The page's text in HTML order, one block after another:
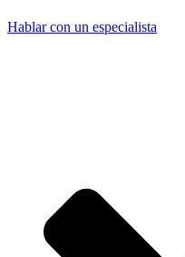
Hablar con un especialista